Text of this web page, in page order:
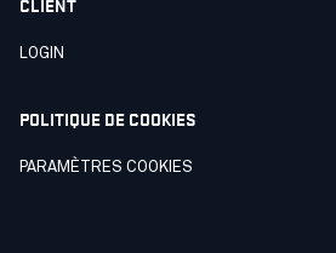
LOGIN
POLITIQUE DE COOKIES
PARAMÈTRES COOKIES